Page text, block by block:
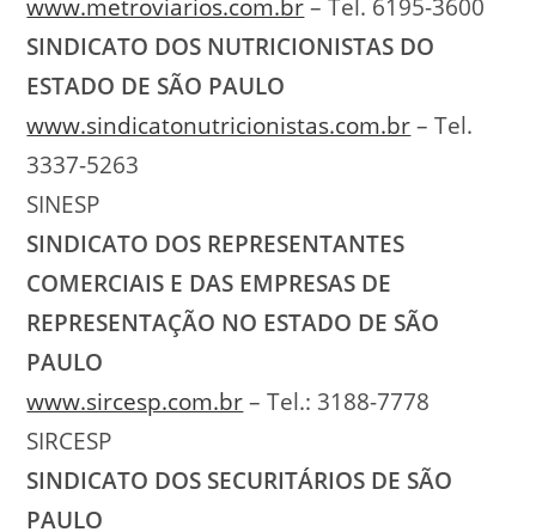
www.metroviarios.com.br – Tel. 6195-3600
SINDICATO DOS NUTRICIONISTAS DO
ESTADO DE SÃO PAULO
www.sindicatonutricionistas.com.br – Tel.
3337-5263
SINESP
SINDICATO DOS REPRESENTANTES
COMERCIAIS E DAS EMPRESAS DE
REPRESENTAÇÃO NO ESTADO DE SÃO
PAULO
www.sircesp.com.br – Tel.: 3188-7778
SIRCESP
SINDICATO DOS SECURITÁRIOS DE SÃO
PAULO